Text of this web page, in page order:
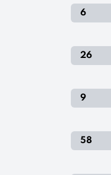
6
26
9
58